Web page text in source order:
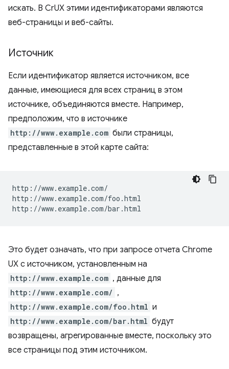
искать. В CrUX этими идентификаторами являются
веб-страницы и веб-сайты.
Источник
Если идентификатор является источником, все
данные, имеющиеся для всех страниц в этом
источнике, объединяются вместе. Например,
предположим, что в источнике
http://www.example.com были страницы,
представленные в этой карте сайта:
http://www.example.com/
http://www.example.com/foo.html
Это будет означать, что при запросе отчета Chrome
UX с источником, установленным на
http://www.example.com , данные для
http://www.example.com/ ,
http://www.example.com/foo.html и
http://www.example.com/bar.html будут
возвращены, агрегированные вместе, поскольку это
все страницы под этим источником.